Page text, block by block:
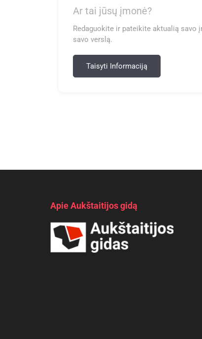
Ar tai jūsų įmonė?
Redaguokite ir pateikite aktualią savo
savo verslą.
Taisyti Informaciją
Apie Aukštaitijos gidą